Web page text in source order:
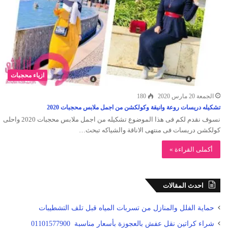
ازياء محجبات
الجمعة 20 مارس 2020
180
تشكيله دريسات روعة وانيقة وكولكشن من اجمل ملابس محجبات 2020
نسوف نقدم لكم فى هذا الموضوع تشكيله من اجمل ملابس محجبات 2020 واحلى
كولكشن دريسات فى منتهى الاناقة والشياكه تبحث…
أكملى القراءة »
احدث المقالات
حماية الفلل والمنازل من تسربات المياه قبل تلف التشطيبات
شراء كراتين نقل عفش بالعجوزة بأسعار مناسبة 01101577900